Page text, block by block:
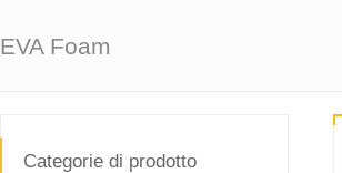
EVA Foam
Categorie di prodotto